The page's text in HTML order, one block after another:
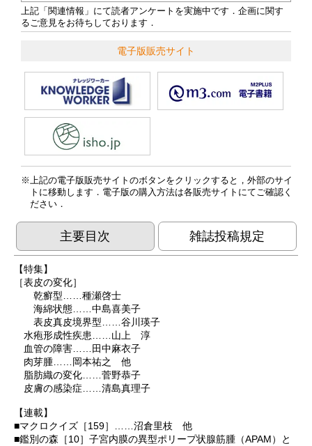
上記「関連情報」にて読者アンケートを実施中です．企画に関す
るご意見をお待ちしております．
電子版販売サイト
上記の電子版販売サイトのボタンをクリックすると，外部のサイ
トに移動します．電子版の購入方法は各販売サイトにてご確認く
ださい．
主要目次 雑誌投稿規定
【特集】
［表皮の変化］
乾癬型……種瀬啓士
海綿状態……中島喜美子
表皮真皮境界型……谷川瑛子
水疱形成性疾患……山上 淳
血管の障害……田中麻衣子
肉芽腫……岡本祐之 他
脂肪織の変化……菅野恭子
皮膚の感染症……清島真理子
【連載】
■マクロクイズ［159］……沼倉里枝 他
■鑑別の森［10］子宮内膜の異型ポリープ状腺筋腫（APAM）と